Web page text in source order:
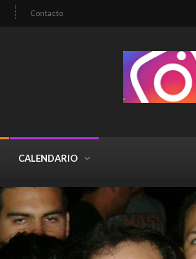
Contacto
CALENDARIO